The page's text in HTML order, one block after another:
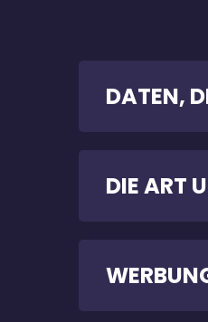
DATEN,
DIE ART